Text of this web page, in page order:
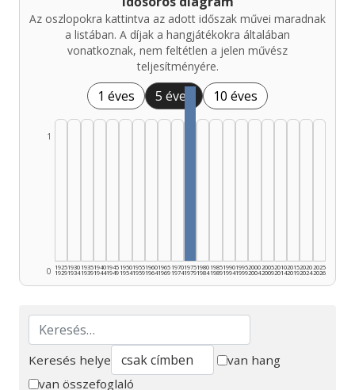
Az oszlopokra kattintva az adott időszak művei maradnak
a listában. A díjak a hangjátékokra általában
vonatkoznak, nem feltétlen a jelen művész
teljesítményére.
1 éves 5 éves 10 éves
0
1
1925
1929
1930
1934
1935
1939
1940
1944
1945
1949
1950
1954
1955
1959
1960
1964
1965
1969
1970
1974
1975
1979
1980
1984
1985
1989
1990
1994
1995
1999
2000
2004
2005
2009
2010
2014
2015
2019
2020
2024
2025
2026
Keresés helye
van hang
van összefoglaló